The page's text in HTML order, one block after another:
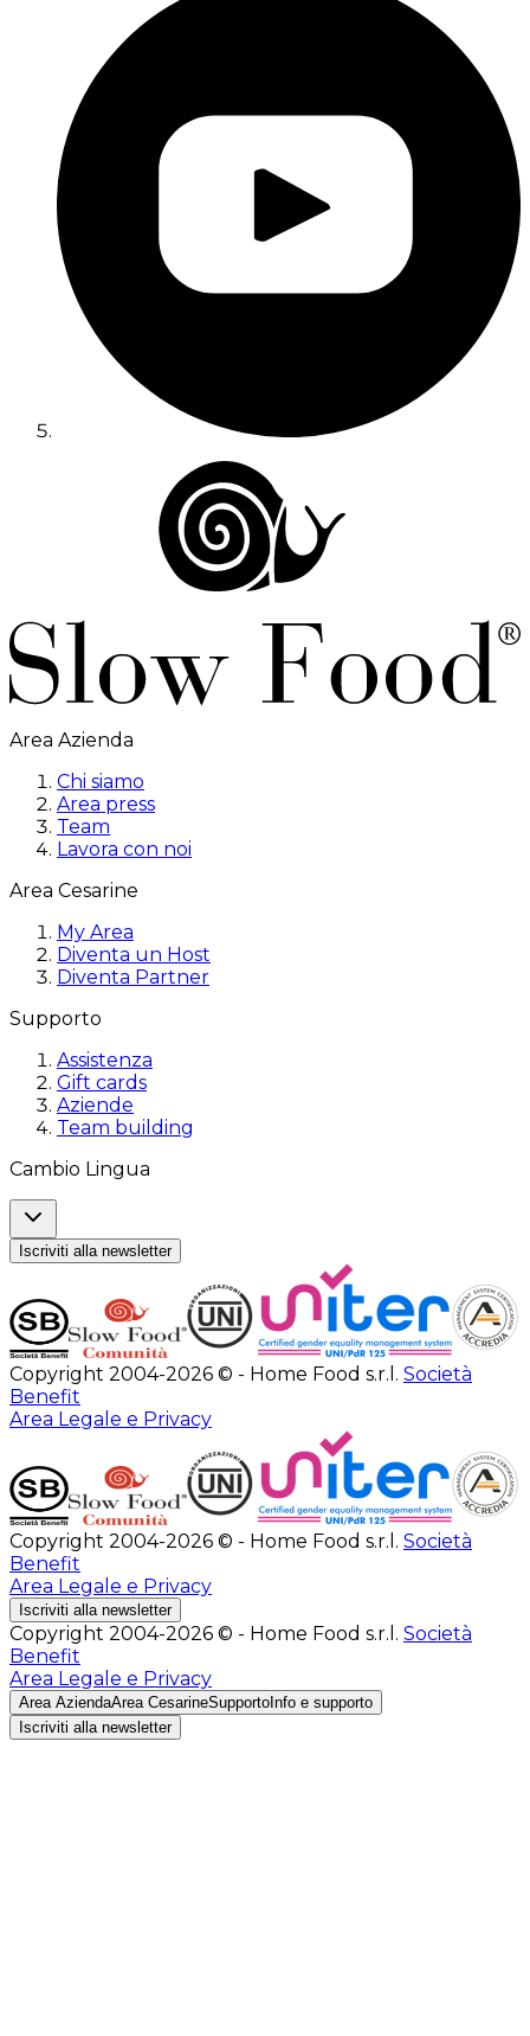
Area Azienda
Chi siamo
Area press
Team
Lavora con noi
Area Cesarine
My Area
Diventa un Host
Diventa Partner
Supporto
Assistenza
Gift cards
Aziende
Team building
Cambio Lingua
Iscriviti alla newsletter
Copyright 2004-2026 © - Home Food s.r.l. Società
Benefit
Area Legale e Privacy
Copyright 2004-2026 © - Home Food s.r.l. Società
Benefit
Area Legale e Privacy
Iscriviti alla newsletter
Copyright 2004-2026 © - Home Food s.r.l. Società
Benefit
Area Legale e Privacy
Area AziendaArea CesarineSupporto Info e supporto
Iscriviti alla newsletter